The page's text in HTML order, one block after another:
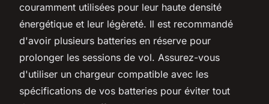
couramment utilisées pour leur haute densité
énergétique et leur légèreté. Il est recommandé
d'avoir plusieurs batteries en réserve pour
prolonger les sessions de vol. Assurez-vous
d'utiliser un chargeur compatible avec les
spécifications de vos batteries pour éviter tout